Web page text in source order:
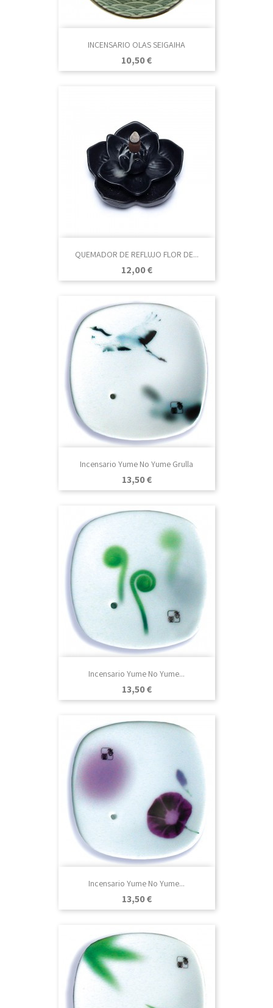
INCENSARIO OLAS SEIGAIHA
Precio
10,50 €
QUEMADOR DE REFLUJO FLOR DE...
Precio
12,00 €
Incensario Yume No Yume Grulla
Precio
13,50 €
Incensario Yume No Yume...
Precio
13,50 €
Incensario Yume No Yume...
Precio
13,50 €